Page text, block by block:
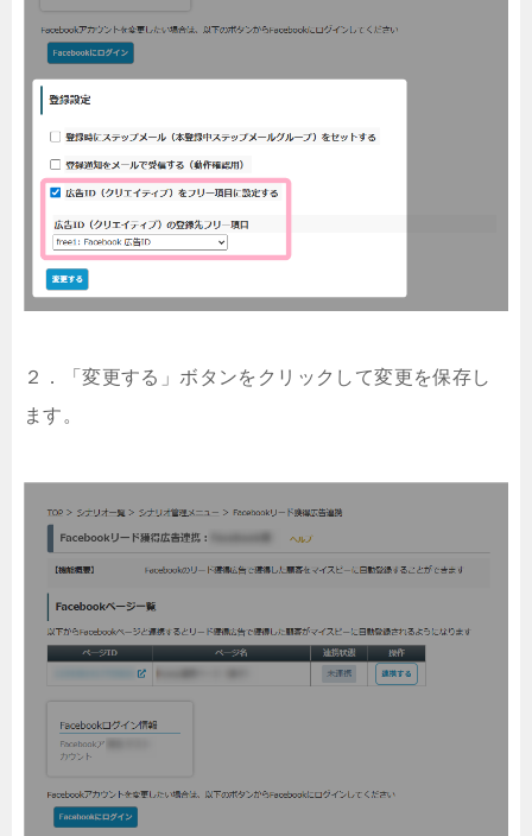
２．「変更する」ボタンをクリックして変更を保存し
ます。